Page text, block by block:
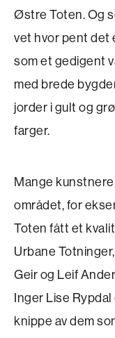
Østre Toten. Og
vet hvor pent det
som et gedigent
med brede
jorder i gult og
farger.
Mange
området, for
Toten fått et
Urbane
Geir og Leif
Inger Lise
knippe av dem